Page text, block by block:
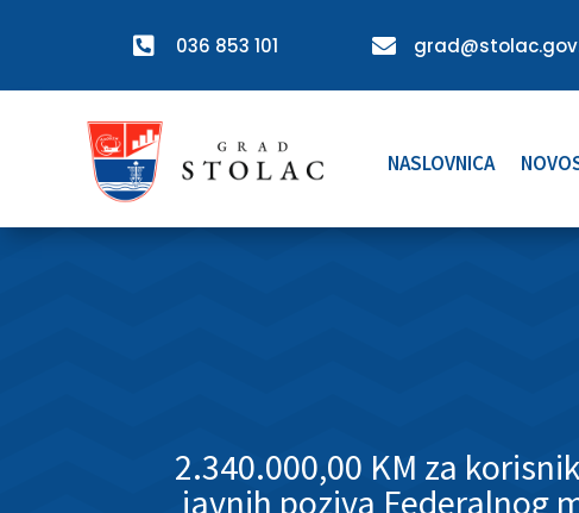
 036 853 101 
NASLOVNICA
2.340.000,00 KM za
javnih poziva Federalnog